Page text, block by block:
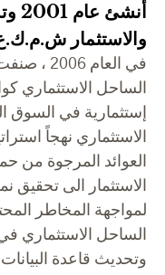
والاستثمار
في
الساحل الاستثماري
إستثمارية في السوق
الاستثماري نهجاً
العوائد المرجوة
الاستثمار الى
لمواجهة المخاطر
الساحل الاستثماري في
وتحديث قاعدة